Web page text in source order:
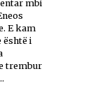
mbi
E kam
është i
trembur